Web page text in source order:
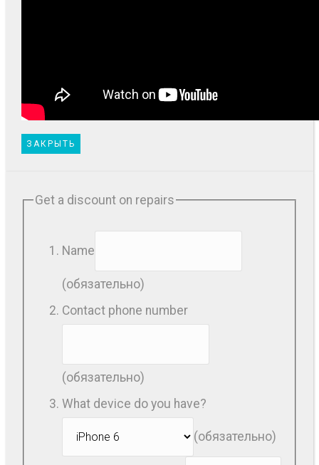
ЗАКРЫТЬ
Get a discount on repairs
Name
(обязательно)
Contact phone number
(обязательно)
What device do you have?
(обязательно)